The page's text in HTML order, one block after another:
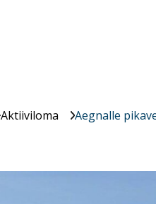
Aktiiviloma Aegnalle